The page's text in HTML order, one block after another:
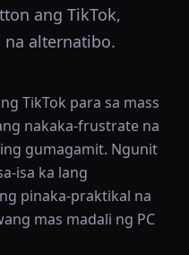
ang TikTok,
alternatibo.
TikTok para sa mass
nakaka-frustrate na
gumagamit. Ngunit
isa ka lang
pinaka-praktikal na
mas madali ng PC